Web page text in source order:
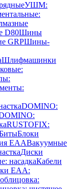
УШМ:
D80Шины
GRPШины-
Шлифмашинки
DOMINO:
RUSTOFIX:
Блоки
EAAВакуумные
Диски
насадкаКабели
EAA: